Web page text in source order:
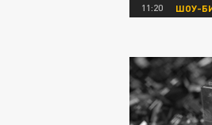
11:20 ШОУ-